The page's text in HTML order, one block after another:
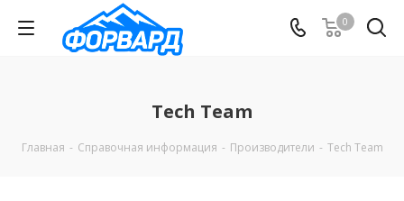
0
Tech Team
Главная - Справочная информация - Производители - Tech Team